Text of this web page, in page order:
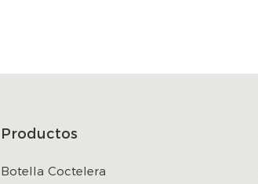
Productos
Botella Coctelera